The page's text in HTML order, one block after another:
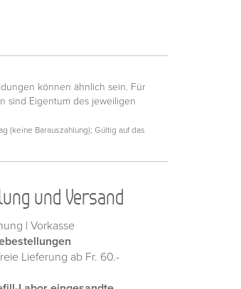
können ähnlich sein. Für
sind Eigentum des jeweiligen
(keine Barauszahlung); Gültig auf das
und Versand
| Vorkasse
Lieferung ab Fr. 60.-